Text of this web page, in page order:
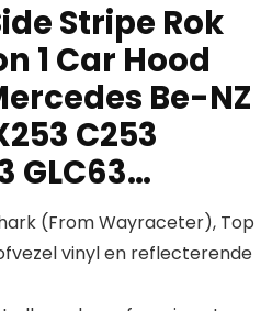
Stripe Rok
1 Car Hood
Be-NZ
C253
GLC63…
(From Wayraceter), Top
vinyl en reflecterende